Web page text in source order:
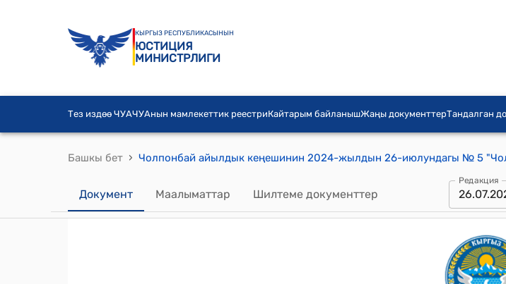
КЫРГЫЗ РЕСПУБЛИКАСЫНЫН
ЮСТИЦИЯ
МИНИСТРЛИГИ
Тез издөө ЧУАЧУАнын мамлекеттик реестриКайтарым байланышЖаңы документтерТандалган
Башкы бет ›
Документ Маалыматтар Шилтеме документтер
Редакция